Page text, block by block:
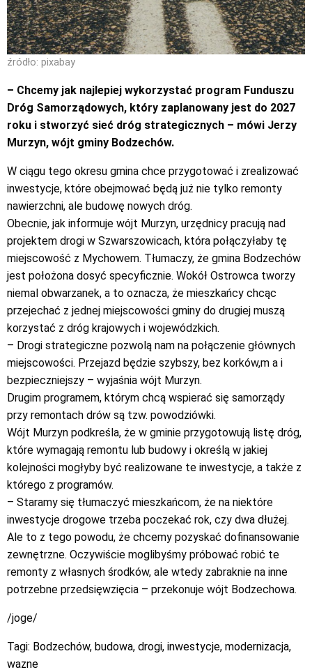
źródło: pixabay
– Chcemy jak najlepiej wykorzystać program Funduszu
Dróg Samorządowych, który zaplanowany jest do 2027
roku i stworzyć sieć dróg strategicznych – mówi Jerzy
Murzyn, wójt gminy Bodzechów.
W ciągu tego okresu gmina chce przygotować i zrealizować
inwestycje, które obejmować będą już nie tylko remonty
nawierzchni, ale budowę nowych dróg.
Obecnie, jak informuje wójt Murzyn, urzędnicy pracują nad
projektem drogi w Szwarszowicach, która połączyłaby tę
miejscowość z Mychowem. Tłumaczy, że gmina Bodzechów
jest położona dosyć specyficznie. Wokół Ostrowca tworzy
niemal obwarzanek, a to oznacza, że mieszkańcy chcąc
przejechać z jednej miejscowości gminy do drugiej muszą
korzystać z dróg krajowych i wojewódzkich.
– Drogi strategiczne pozwolą nam na połączenie głównych
miejscowości. Przejazd będzie szybszy, bez korków,m a i
bezpieczniejszy – wyjaśnia wójt Murzyn.
Drugim programem, którym chcą wspierać się samorządy
przy remontach drów są tzw. powodziówki.
Wójt Murzyn podkreśla, że w gminie przygotowują listę dróg,
które wymagają remontu lub budowy i określą w jakiej
kolejności mogłyby być realizowane te inwestycje, a także z
którego z programów.
– Staramy się tłumaczyć mieszkańcom, że na niektóre
inwestycje drogowe trzeba poczekać rok, czy dwa dłużej.
Ale to z tego powodu, że chcemy pozyskać dofinansowanie
zewnętrzne. Oczywiście moglibyśmy próbować robić te
remonty z własnych środków, ale wtedy zabraknie na inne
potrzebne przedsięwzięcia – przekonuje wójt Bodzechowa.
/joge/
Tagi: Bodzechów, budowa, drogi, inwestycje, modernizacja,
wazne